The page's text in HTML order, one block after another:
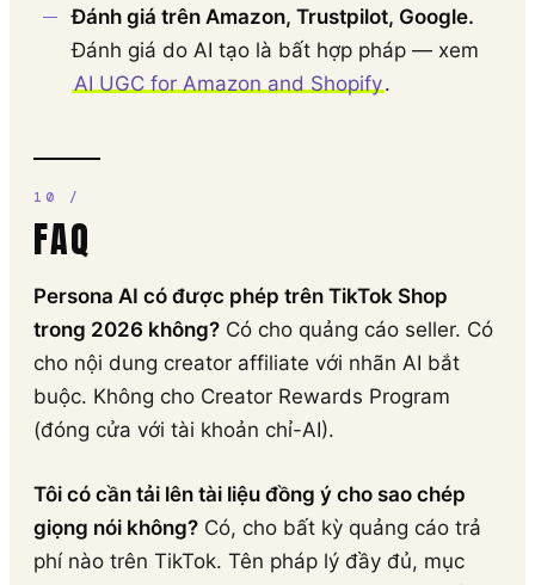
Đánh giá trên Amazon, Trustpilot, Google.
Đánh giá do AI tạo là bất hợp pháp — xem
AI UGC for Amazon and Shopify.
FAQ
Persona AI có được phép trên TikTok Shop
trong 2026 không? Có cho quảng cáo seller. Có
cho nội dung creator affiliate với nhãn AI bắt
buộc. Không cho Creator Rewards Program
(đóng cửa với tài khoản chỉ-AI).
Tôi có cần tải lên tài liệu đồng ý cho sao chép
giọng nói không? Có, cho bất kỳ quảng cáo trả
phí nào trên TikTok. Tên pháp lý đầy đủ, mục